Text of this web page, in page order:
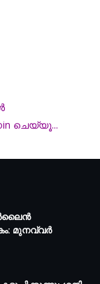
ചെയ്യൂ...
മുനവ്വർ